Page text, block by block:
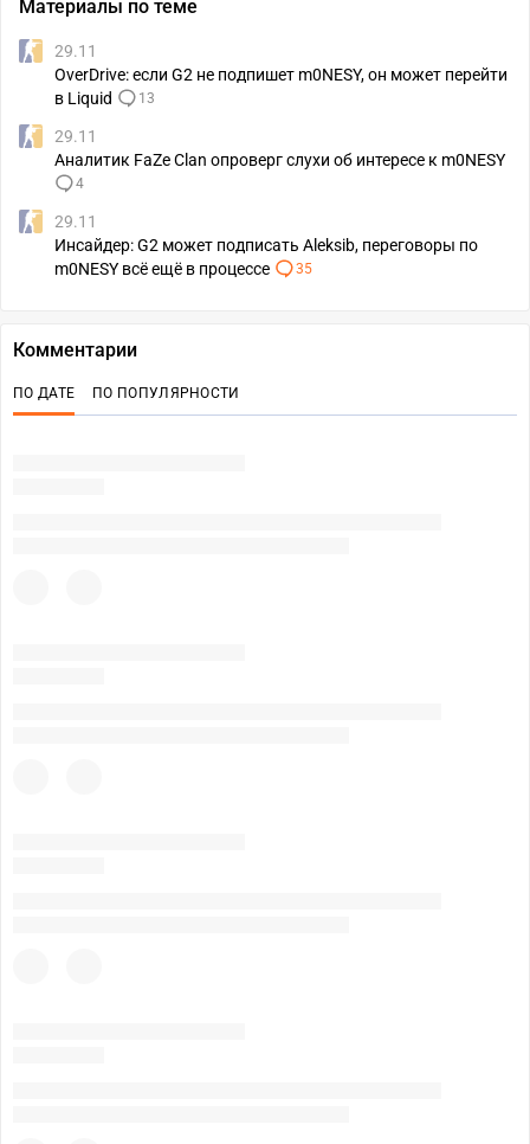
Материалы по теме
29.11
OverDrive: если G2 не подпишет m0NESY, он может перейти
в Liquid
13
29.11
Аналитик FaZe Clan опроверг слухи об интересе к m0NESY
4
29.11
Инсайдер: G2 может подписать Aleksib, переговоры по
m0NESY всё ещё в процессе
35
Комментарии
ПО ДАТЕ ПО ПОПУЛЯРНОСТИ